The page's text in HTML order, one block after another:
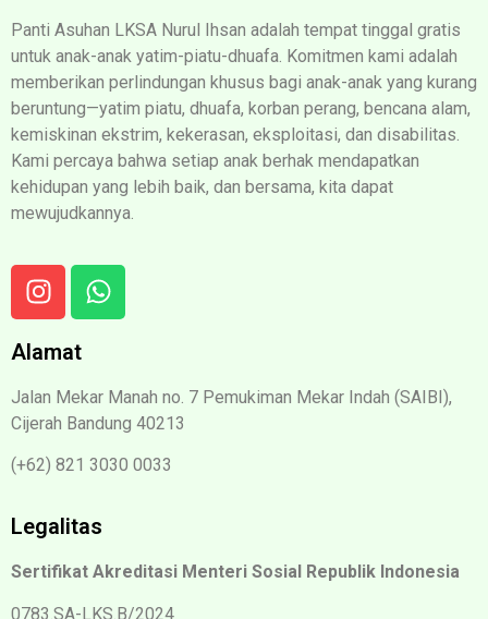
Panti Asuhan LKSA Nurul Ihsan adalah tempat tinggal gratis
untuk anak-anak yatim-piatu-dhuafa. Komitmen kami adalah
memberikan perlindungan khusus bagi anak-anak yang kurang
beruntung—yatim piatu, dhuafa, korban perang, bencana alam,
kemiskinan ekstrim, kekerasan, eksploitasi, dan disabilitas.
Kami percaya bahwa setiap anak berhak mendapatkan
kehidupan yang lebih baik, dan bersama, kita dapat
mewujudkannya.
Alamat
Jalan Mekar Manah no. 7 Pemukiman Mekar Indah (SAIBI),
Cijerah Bandung 40213
(+62) 821 3030 0033
Legalitas
Sertifikat Akreditasi Menteri Sosial Republik Indonesia
0783.SA-LKS.B/2024